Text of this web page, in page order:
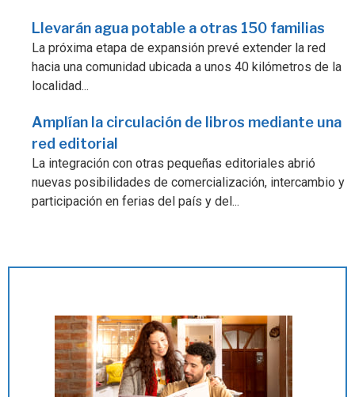
Llevarán agua potable a otras 150 familias
La próxima etapa de expansión prevé extender la red
hacia una comunidad ubicada a unos 40 kilómetros de la
localidad...
Amplían la circulación de libros mediante una
red editorial
La integración con otras pequeñas editoriales abrió
nuevas posibilidades de comercialización, intercambio y
participación en ferias del país y del...